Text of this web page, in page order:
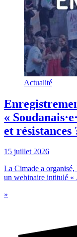
Actualité
«
et résistances
15 juillet 2026
La Cimade a
un webinaire intitulé «
»